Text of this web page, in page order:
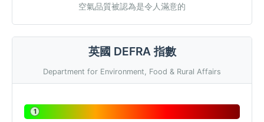
空氣品質被認為是令人滿意的
英國 DEFRA 指數
Department for Environment, Food & Rural Affairs
1